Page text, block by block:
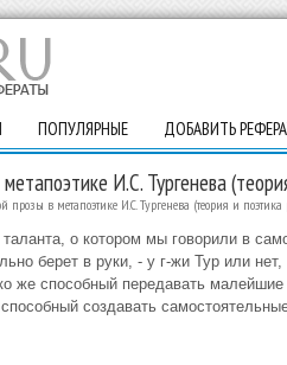
ПОПУЛЯРНЫЕ ДОБАВИТЬ
И.С. Тургенева
прозы в метапоэтике И.С. Тургенева (теория и
таланта, о котором мы говорили в
берет в руки, - у г-жи Тур или
же способный передавать
создавать